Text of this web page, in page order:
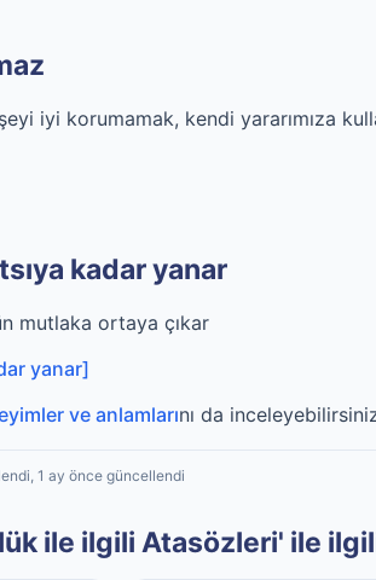
iyi korumamak, kendi yararımıza
kadar yanar
mutlaka ortaya çıkar
yanar]
ve anlamlarını da
1 ay önce güncellendi
ile ilgili Atasözleri' ile